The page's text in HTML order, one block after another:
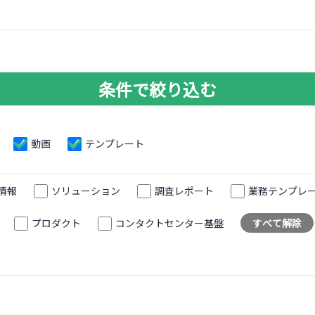
条件で絞り込む
動画 テンプレート
報 ソリューション 調査レポート 業務テンプレ
プロダクト コンタクトセンター基盤 すべて解除